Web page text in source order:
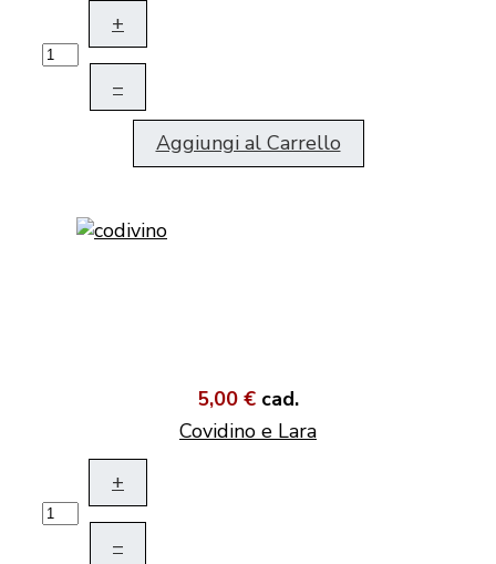
+
–
Aggiungi al Carrello
5,00 € cad.
Covidino e Lara
+
–